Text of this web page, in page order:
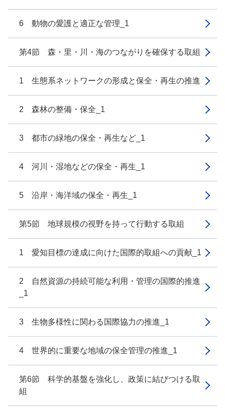
6 動物の愛護と適正な管理_1
第4節 森・里・川・海のつながりを確保する取組
1 生態系ネットワークの形成と保全・再生の推進
2 森林の整備・保全_1
3 都市の緑地の保全・再生など_1
4 河川・湿地などの保全・再生_1
5 沿岸・海洋域の保全・再生_1
第5節 地球規模の視野を持って行動する取組
1 愛知目標の達成に向けた国際的取組への貢献_1
2 自然資源の持続可能な利用・管理の国際的推進
_1
3 生物多様性に関わる国際協力の推進_1
4 世界的に重要な地域の保全管理の推進_1
第6節 科学的基盤を強化し、政策に結びつける取
組